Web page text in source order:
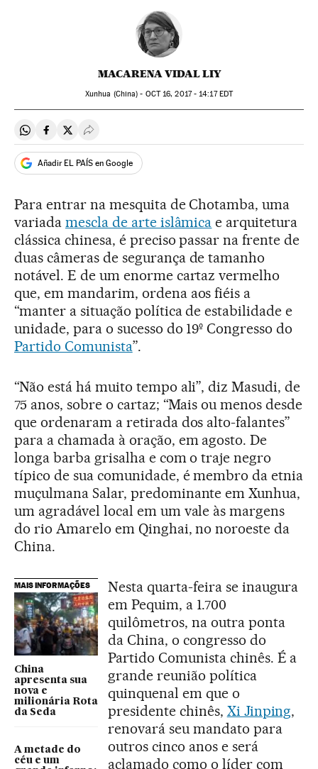
MACARENA VIDAL LIY
Xunhua (China) - OCT16, 2017 - 14:17EDT
Compartir en Whatsapp
Compartir en Facebook
Compartir en Twitter
Desplegar Redes Sociales
Añadir EL PAÍS en Google
Para entrar na mesquita de Chotamba, uma
variada mescla de arte islâmica e arquitetura
clássica chinesa, é preciso passar na frente de
duas câmeras de segurança de tamanho
notável. E de um enorme cartaz vermelho
que, em mandarim, ordena aos fiéis a
“manter a situação política de estabilidade e
unidade, para o sucesso do 19º Congresso do
Partido Comunista”.
“Não está há muito tempo ali”, diz Masudi, de
75 anos, sobre o cartaz; “Mais ou menos desde
que ordenaram a retirada dos alto-falantes”
para a chamada à oração, em agosto. De
longa barba grisalha e com o traje negro
típico de sua comunidade, é membro da etnia
muçulmana Salar, predominante em Xunhua,
um agradável local em um vale às margens
do rio Amarelo em Qinghai, no noroeste da
China.
MAIS INFORMAÇÕES
China
apresenta sua
nova e
milionária Rota
da Seda
A metade do
céu e um
Nesta quarta-feira se inaugura
em Pequim, a 1.700
quilômetros, na outra ponta
da China, o congresso do
Partido Comunista chinês. É a
grande reunião política
quinquenal em que o
presidente chinês, Xi Jinping,
renovará seu mandato para
outros cinco anos e será
aclamado como o líder com